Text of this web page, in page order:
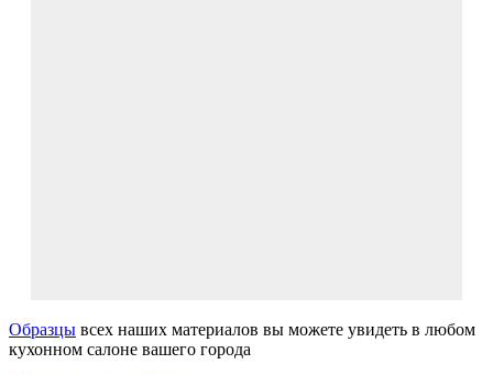
Образцы всех наших материалов вы можете увидеть в любом
кухонном салоне вашего города